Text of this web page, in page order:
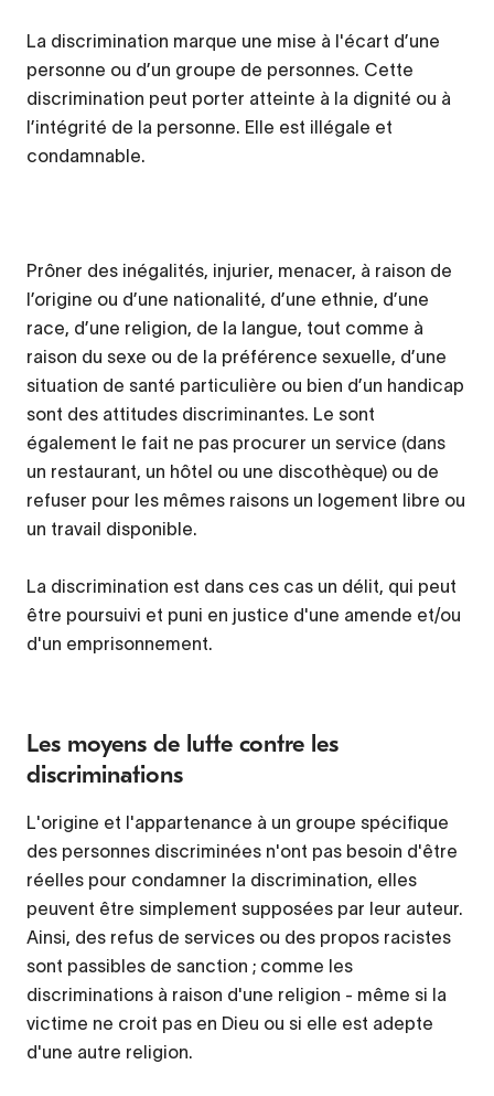
La discrimination marque une mise à l'écart d’une
personne ou d’un groupe de personnes. Cette
discrimination peut porter atteinte à la dignité ou à
l’intégrité de la personne. Elle est illégale et
condamnable.
Prôner des inégalités, injurier, menacer, à raison de
l’origine ou d’une nationalité, d’une ethnie, d’une
race, d’une religion, de la langue, tout comme à
raison du sexe ou de la préférence sexuelle, d’une
situation de santé particulière ou bien d’un handicap
sont des attitudes discriminantes. Le sont
également le fait ne pas procurer un service (dans
un restaurant, un hôtel ou une discothèque) ou de
refuser pour les mêmes raisons un logement libre ou
un travail disponible.
La discrimination est dans ces cas un délit, qui peut
être poursuivi et puni en justice d'une amende et/ou
d'un emprisonnement.
Les moyens de lutte contre les
discriminations
L'origine et l'appartenance à un groupe spécifique
des personnes discriminées n'ont pas besoin d'être
réelles pour condamner la discrimination, elles
peuvent être simplement supposées par leur auteur.
Ainsi, des refus de services ou des propos racistes
sont passibles de sanction ; comme les
discriminations à raison d'une religion - même si la
victime ne croit pas en Dieu ou si elle est adepte
d'une autre religion.